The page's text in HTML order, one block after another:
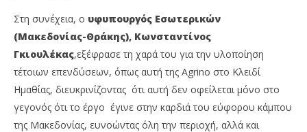
Στη συνέχεια, ο υφυπουργός Εσωτερικών
(Μακεδονίας-Θράκης), Κωνσταντίνος
Γκιουλέκας,εξέφρασε τη χαρά του για την υλοποίηση
τέτοιων επενδύσεων, όπως αυτή της Agrino στο Κλειδί
Ημαθίας, διευκρινίζοντας ότι αυτή δεν οφείλεται μόνο στο
γεγονός ότι το έργο έγινε στην καρδιά του εύφορου κάμπου
της Μακεδονίας, ευνοώντας όλη την περιοχή, αλλά και